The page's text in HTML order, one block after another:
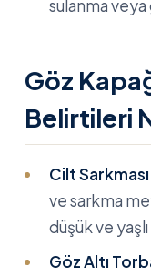
sulanma veya
Göz
Belirtileri
Cilt Sarkması
ve sarkma
düşük ve
Göz Altı